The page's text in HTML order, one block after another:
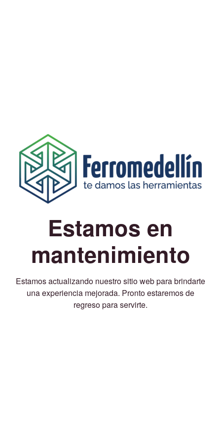
Estamos en
mantenimiento
Estamos actualizando nuestro sitio web para brindarte
una experiencia mejorada. Pronto estaremos de
regreso para servirte.